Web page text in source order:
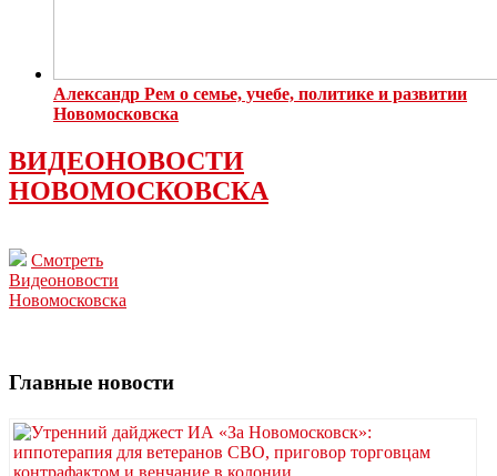
Александр Рем о семье, учебе, политике и развитии
Новомосковска
ВИДЕОНОВОСТИ
НОВОМОСКОВСКА
Смотреть
Видеоновости
Новомосковска
Главные новости